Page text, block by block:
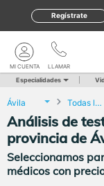
Regístrate
LLAMAR
MI CUENTA
Especialidades
Ávila Todas las localidades
Análisis de
provincia de
Seleccionamos
médicos con